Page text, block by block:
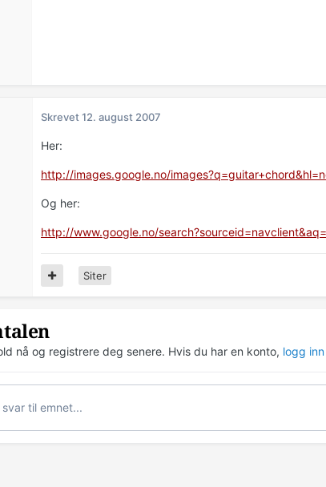
Skrevet12. august 2007
Her:
http://images.google.no/
Og her:
http://www.google.no/
Siter
nå og registrere deg senere. Hvis du har en konto, logg
svar til emnet...